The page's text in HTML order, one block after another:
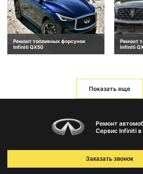
Ремонт топливных форсунок
Infiniti QX50
Ремонт
Infiniti
Показать еще
Ремонт
Сервис Infiniti
Заказать звонок